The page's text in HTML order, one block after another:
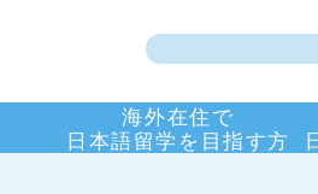
海外在住で
日本語留学を目指す方